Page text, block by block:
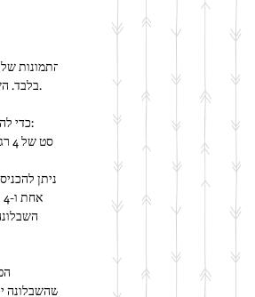
בלבד. השבלונה למכירה היא בגרפיקה בשחור לבן.
כדי להשלים את הסט ניתן להזמין מהחנות שלנו: